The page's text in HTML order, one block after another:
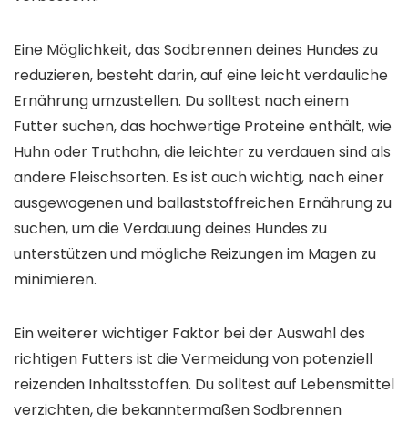
Eine Möglichkeit, das Sodbrennen deines Hundes zu
reduzieren, besteht darin, auf eine leicht verdauliche
Ernährung umzustellen. Du solltest nach einem
Futter suchen, das hochwertige Proteine enthält, wie
Huhn oder Truthahn, die leichter zu verdauen sind als
andere Fleischsorten. Es ist auch wichtig, nach einer
ausgewogenen und ballaststoffreichen Ernährung zu
suchen, um die Verdauung deines Hundes zu
unterstützen und mögliche Reizungen im Magen zu
minimieren.
Ein weiterer wichtiger Faktor bei der Auswahl des
richtigen Futters ist die Vermeidung von potenziell
reizenden Inhaltsstoffen. Du solltest auf Lebensmittel
verzichten, die bekanntermaßen Sodbrennen